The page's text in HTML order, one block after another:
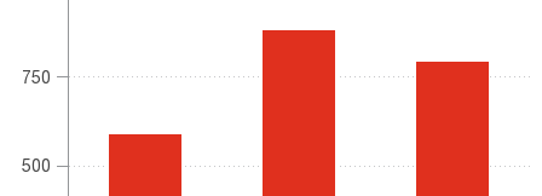
The chart has 1 Y axis displaying values. Range: 0 to 1000.
500
750